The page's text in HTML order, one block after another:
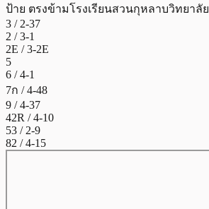
ป้าย ตรงข้ามโรงเรียนสวนกุหลาบวิทยาลัย
3 / 2-37
2 / 3-1
2E / 3-2E
5
6 / 4-1
7ก / 4-48
9 / 4-37
42R / 4-10
53 / 2-9
82 / 4-15